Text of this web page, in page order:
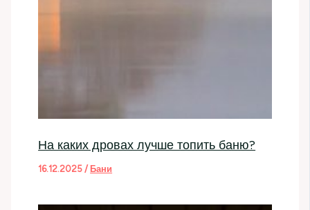
На каких дровах лучше топить баню?
16.12.2025/ Бани